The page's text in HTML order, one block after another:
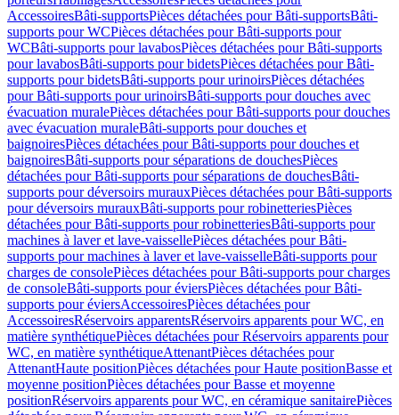
AccessoiresBâti-supportsPièces détachées pour Bâti-supportsBâti-
supports pour WCPièces détachées pour Bâti-supports pour
WCBâti-supports pour lavabosPièces détachées pour Bâti-supports
pour lavabosBâti-supports pour bidetsPièces détachées pour Bâti-
supports pour bidetsBâti-supports pour urinoirsPièces détachées
pour Bâti-supports pour urinoirsBâti-supports pour douches avec
évacuation muralePièces détachées pour Bâti-supports pour douches
avec évacuation muraleBâti-supports pour douches et
baignoiresPièces détachées pour Bâti-supports pour douches et
baignoiresBâti-supports pour séparations de douchesPièces
détachées pour Bâti-supports pour séparations de douchesBâti-
supports pour déversoirs murauxPièces détachées pour Bâti-supports
pour déversoirs murauxBâti-supports pour robinetteriesPièces
détachées pour Bâti-supports pour robinetteriesBâti-supports pour
machines à laver et lave-vaissellePièces détachées pour Bâti-
supports pour machines à laver et lave-vaisselleBâti-supports pour
charges de consolePièces détachées pour Bâti-supports pour charges
de consoleBâti-supports pour éviersPièces détachées pour Bâti-
supports pour éviersAccessoiresPièces détachées pour
AccessoiresRéservoirs apparentsRéservoirs apparents pour WC, en
matière synthétiquePièces détachées pour Réservoirs apparents pour
WC, en matière synthétiqueAttenantPièces détachées pour
AttenantHaute positionPièces détachées pour Haute positionBasse et
moyenne positionPièces détachées pour Basse et moyenne
positionRéservoirs apparents pour WC, en céramique sanitairePièces